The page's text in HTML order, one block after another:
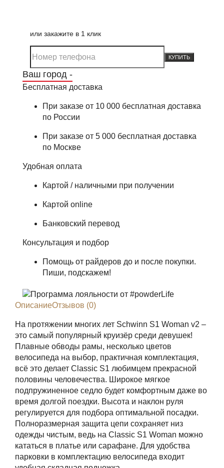
или закажите в 1 клик
КУПИТЬ
Ваш город -
Бесплатная доставка
При заказе от 10 000 бесплатная доставка
по России
При заказе от 5 000 бесплатная доставка
по Москве
Удобная оплата
Картой / наличными при получении
Картой online
Банковский перевод
Консультация и подбор
Помощь от райдеров до и после покупки.
Пиши, подскажем!
ОписаниеОтзывов (0)
На протяжении многих лет Schwinn S1 Woman v2 –
это самый популярный круизёр среди девушек!
Плавные обводы рамы, несколько цветов
велосипеда на выбор, практичная комплектация,
всё это делает Classic S1 любимцем прекрасной
половины человечества. Широкое мягкое
подпружиненное седло будет комфортным даже во
время долгой поездки. Высота и наклон руля
регулируется для подбора оптимальной посадки.
Полноразмерная защита цепи сохраняет низ
одежды чистым, ведь на Classic S1 Woman можно
кататься в платье или сарафане. Для удобства
парковки в комплектацию велосипеда входит